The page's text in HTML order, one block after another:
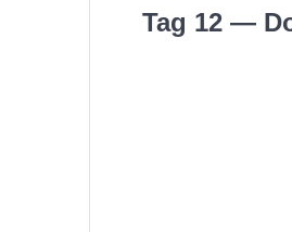
Tag 12 —